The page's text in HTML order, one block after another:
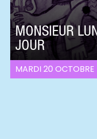
MARDI 20 OCTOBRE
MONSIEUR
JOUR